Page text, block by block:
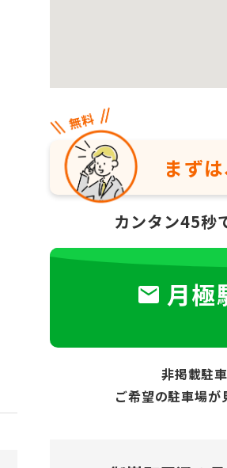
まず
カンタン45秒
月極
非掲載駐
ご希望の駐車場が